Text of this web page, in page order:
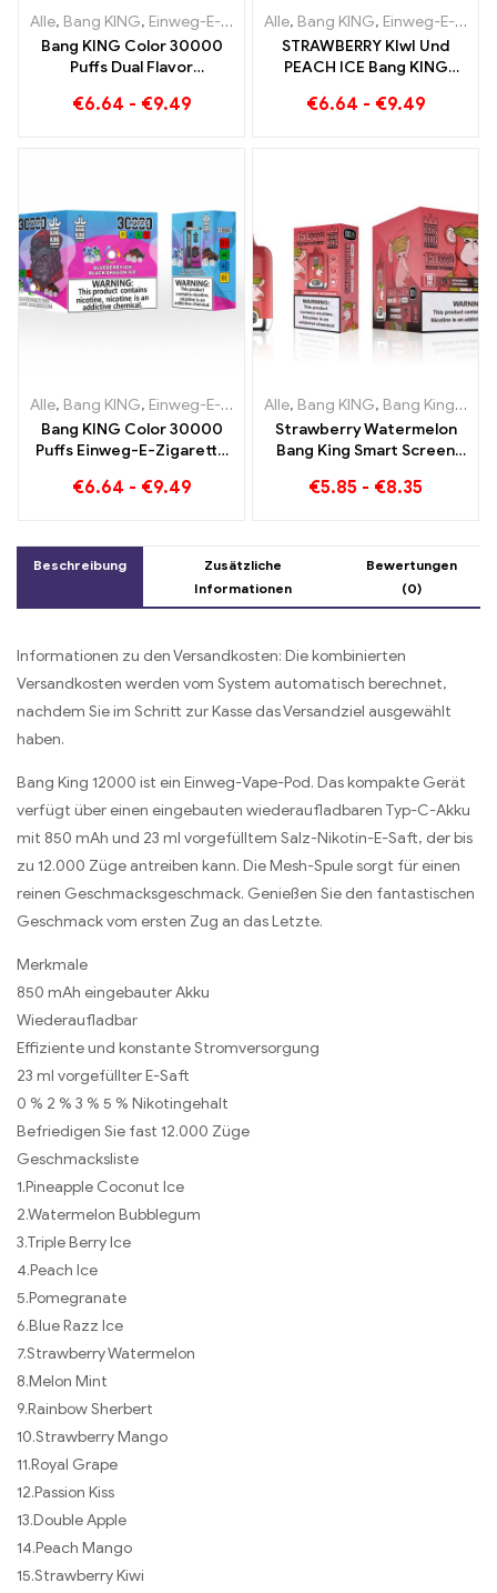
Alle, Bang KING, Einweg-E-Zigaretten Litauen ,Einweg-E-
Bang KING Color 30000
Puffs Dual Flavor
Kombination aus Blueberry
€6.64 - €9.49
Alle, Bang KING, Einweg-E-Zigaretten Litauen
STRAWBERRY KIwI Und
PEACH ICE Bang KING
Einweg-E-Zigarette – Dual
€6.64 - €9.49
Alle, Bang KING, Einweg-E-Zigaretten Litauen ,Einweg-E-
Bang KING Color 30000
Puffs Einweg-E-Zigarette
den
€6.64 - €9.49
Alle, Bang KING, Bang King Smart Screen 15000 Puff
Strawberry Watermelon
Bang King Smart Screen
den entspannenden
€5.85 - €8.35
Beschreibung
Zusätzliche
Informationen
Bewertungen
(0)
Informationen zu den Versandkosten: Die kombinierten
Versandkosten werden vom System automatisch berechnet,
nachdem Sie im Schritt zur Kasse das Versandziel ausgewählt
haben.
Bang King 12000 ist ein Einweg-Vape-Pod. Das kompakte Gerät
verfügt über einen eingebauten wiederaufladbaren Typ-C-Akku
mit 850 mAh und 23 ml vorgefülltem Salz-Nikotin-E-Saft, der bis
zu 12.000 Züge antreiben kann. Die Mesh-Spule sorgt für einen
reinen Geschmacksgeschmack. Genießen Sie den fantastischen
Geschmack vom ersten Zug an das Letzte.
Merkmale
850 mAh eingebauter Akku
Wiederaufladbar
Effiziente und konstante Stromversorgung
23 ml vorgefüllter E-Saft
0 % 2 % 3 % 5 % Nikotingehalt
Befriedigen Sie fast 12.000 Züge
Geschmacksliste
1.Pineapple Coconut Ice
2.Watermelon Bubblegum
3.Triple Berry Ice
4.Peach Ice
5.Pomegranate
6.Blue Razz Ice
7.Strawberry Watermelon
8.Melon Mint
9.Rainbow Sherbert
10.Strawberry Mango
11.Royal Grape
12.Passion Kiss
13.Double Apple
14.Peach Mango
15.Strawberry Kiwi